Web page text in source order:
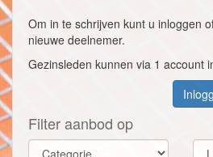
Om in te schrijven kunt u inloggen
nieuwe deelnemer.
Gezinsleden kunnen via 1 account
Filter aanbod op